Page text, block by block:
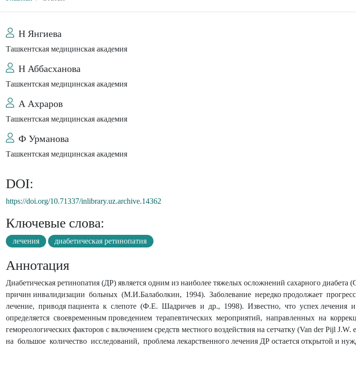
Н Янгиева
Ташкентская медицинская академия
Н Аббасханова
Ташкентская медицинская академия
А Ахраров
Ташкентская медицинская академия
Ф Урманова
Ташкентская медицинская академия
DOI:
https://doi.org/10.71337/inlibrary.uz.archive.14362
Ключевые слова:
лечения диабетическая ретинопатия
Аннотация
Диабетическая ретинопатия (ДР) является одним из наиболее тяжелых осложнений сахарного диабета
причин инвалидизации больных (М.И.Балаболкин, 1994). Заболевание нередко продолжает
лечение, приводя пациента к слепоте (Ф.Е. Шадричев и др., 1998). Известно, что успех лечения
определяется своевременным проведением терапевтических мероприятий, направленных на
гемореологических факторов с включением средств местного воздействия на сетчатку (Van der Pijl
на большое количество исследований, проблема лекарственного лечения ДР остается открытой и